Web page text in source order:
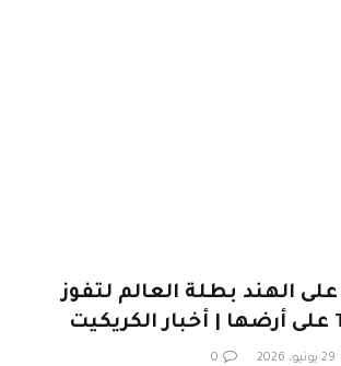
على الهند بطلة العالم لتفوز
29 يونيو، 2026 0